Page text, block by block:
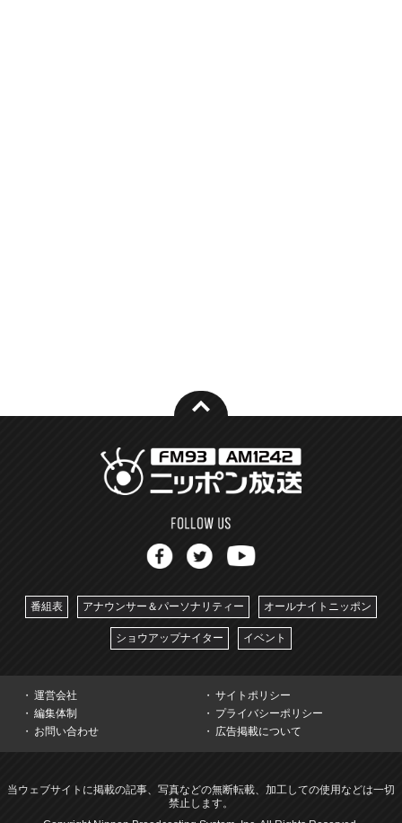
番組表 アナウンサー＆パーソナリティー オールナイトニッポン
ショウアップナイター イベント
運営会社
サイトポリシー
編集体制
プライバシーポリシー
お問い合わせ
広告掲載について
当ウェブサイトに掲載の記事、写真などの無断転載、加工しての使用などは一切
禁止します。